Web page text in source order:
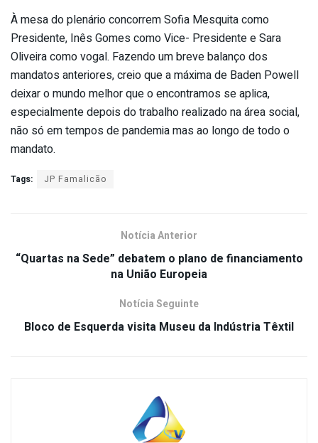
À mesa do plenário concorrem Sofia Mesquita como
Presidente, Inês Gomes como Vice- Presidente e Sara
Oliveira como vogal. Fazendo um breve balanço dos
mandatos anteriores, creio que a máxima de Baden Powell
deixar o mundo melhor que o encontramos se aplica,
especialmente depois do trabalho realizado na área social,
não só em tempos de pandemia mas ao longo de todo o
mandato.
Tags: JP Famalicão
Notícia Anterior
“Quartas na Sede” debatem o plano de financiamento
na União Europeia
Notícia Seguinte
Bloco de Esquerda visita Museu da Indústria Têxtil